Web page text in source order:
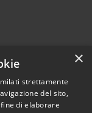
×
strettamente
del sito,
di elaborare